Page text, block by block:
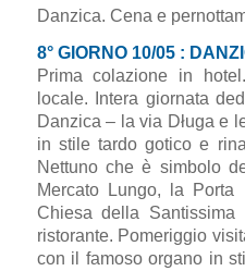
Danzica. Cena e
8° GIORNO 10/05 :
Prima colazione in
locale. Intera giornata
Danzica – la via Długa e
in stile tardo gotico e
Nettuno che è simbolo
Mercato Lungo, la
Chiesa della
ristorante. Pomeriggio
con il famoso organo in